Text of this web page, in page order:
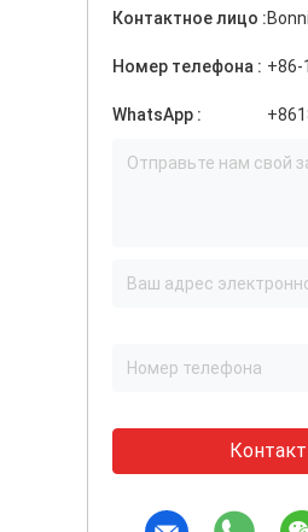
Контактное лицо :
Номер телефона : +86-
WhatsApp :
Контакт